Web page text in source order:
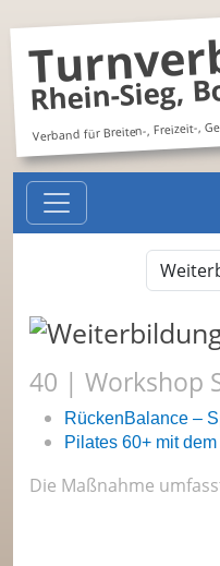
Rhein-Sieg,
Verband für Breiten-, Freizeit-,
40 | Workshop
RückenBalance –
Pilates 60+ mit dem
Die Maßnahme